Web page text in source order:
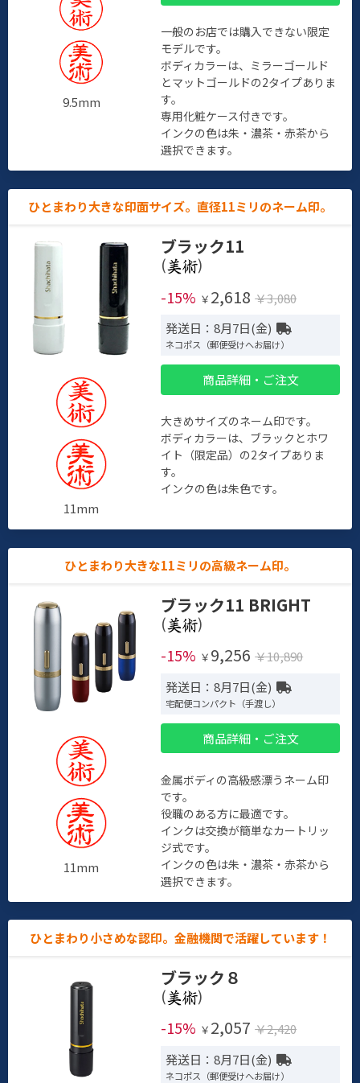
9.5mm
一般のお店では購入できない限定
モデルです。
ボディカラーは、ミラーゴールド
とマットゴールドの2タイプありま
す。
専用化粧ケース付きです。
インクの色は朱・濃茶・赤茶から
選択できます。
ひとまわり大きな印面サイズ。直径11ミリのネーム印。
11mm
ブラック11
(
)
-15% ￥ 2,618 ￥3,080
発送日：8月7日(金)
ネコポス（郵便受けへお届け）
商品詳細・ご注文
大きめサイズのネーム印です。
ボディカラーは、ブラックとホワ
イト（限定品）の2タイプありま
す。
インクの色は朱色です。
ひとまわり大きな11ミリの高級ネーム印。
11mm
ブラック11 BRIGHT
(
)
-15% ￥ 9,256 ￥10,890
発送日：8月7日(金)
宅配便コンパクト（手渡し）
商品詳細・ご注文
金属ボディの高級感漂うネーム印
です。
役職のある方に最適です。
インクは交換が簡単なカートリッ
ジ式です。
インクの色は朱・濃茶・赤茶から
選択できます。
ひとまわり小さめな認印。金融機関で活躍しています！
ブラック８
(
)
-15% ￥ 2,057 ￥2,420
発送日：8月7日(金)
ネコポス（郵便受けへお届け）